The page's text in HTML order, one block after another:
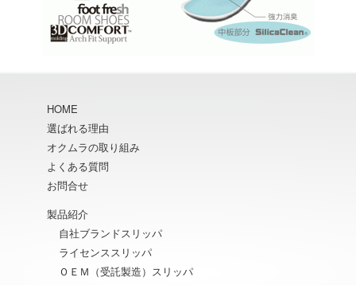
HOME
選ばれる理由
オクムラの取り組み
よくある質問
お問合せ
製品紹介
自社ブランドスリッパ
ライセンススリッパ
ＯＥＭ（受託製造）スリッパ